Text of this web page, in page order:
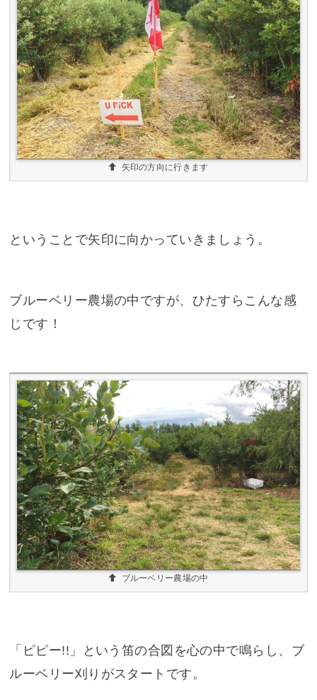
矢印の方向に行きます
ということで矢印に向かっていきましょう。
ブルーベリー農場の中ですが、ひたすらこんな感
じです！
ブルーベリー農場の中
「ピピー!!」という笛の合図を心の中で鳴らし、ブ
ルーベリー刈りがスタートです。